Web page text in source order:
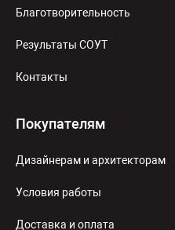
Благотворительность
Результаты СОУТ
Контакты
Покупателям
Дизайнерам и архитекторам
Условия работы
Доставка и оплата